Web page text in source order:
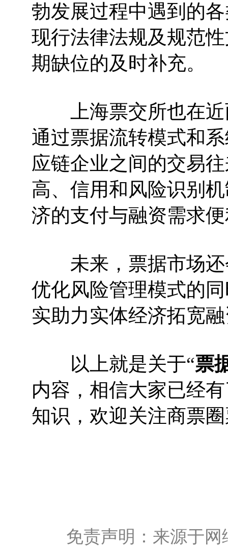
勃发展过程中遇到的
现行法律法规及规范
期缺位的及时补充。
上海票交所也在近
通过票据流转模式和
应链企业之间的交易
高、信用和风险识别
济的支付与融资需求
未来，票据市场还
优化风险管理模式的
实助力实体经济拓宽
以上就是关于“票
内容，相信大家已经
知识，欢迎关注商票
免责声明：来源于网